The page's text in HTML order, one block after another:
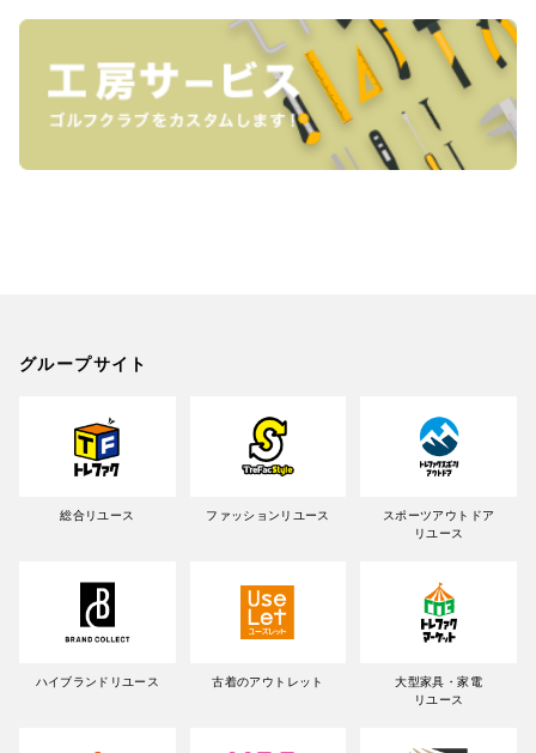
グループサイト
総合リユース ファッションリユース
スポーツアウトドア
リユース
ハイブランドリユース 古着のアウトレット
大型家具・家電
リユース